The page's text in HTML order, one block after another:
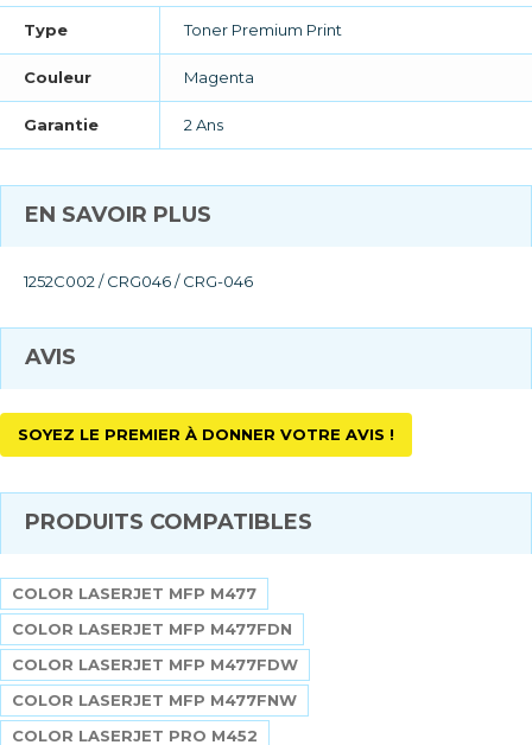
Type Toner Premium Print
Couleur Magenta
Garantie 2 Ans
EN SAVOIR PLUS
1252C002 / CRG046 / CRG-046
AVIS
SOYEZ LE PREMIER À DONNER VOTRE AVIS !
PRODUITS COMPATIBLES
COLOR LASERJET MFP M477
COLOR LASERJET MFP M477FDN
COLOR LASERJET MFP M477FDW
COLOR LASERJET MFP M477FNW
COLOR LASERJET PRO M452